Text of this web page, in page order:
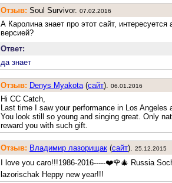
Отзыв: Soul Survivor. 07.02.2016
А Каролина знает про этот сайт, интересуется
версией?
Ответ:
да знает
Отзыв: Denys Myakota (cайт). 06.01.2016
Hi CC Catch,
Last time I saw your performance in Los Angeles
You look still so young and singing great. Only
reward you with such gift.
Отзыв: Владимир лазорищак (cайт). 25.12.2015
I love you caro!!!1986-2016-----❤️🌹🎄 Russia
lazorischak Heppy new year!!!